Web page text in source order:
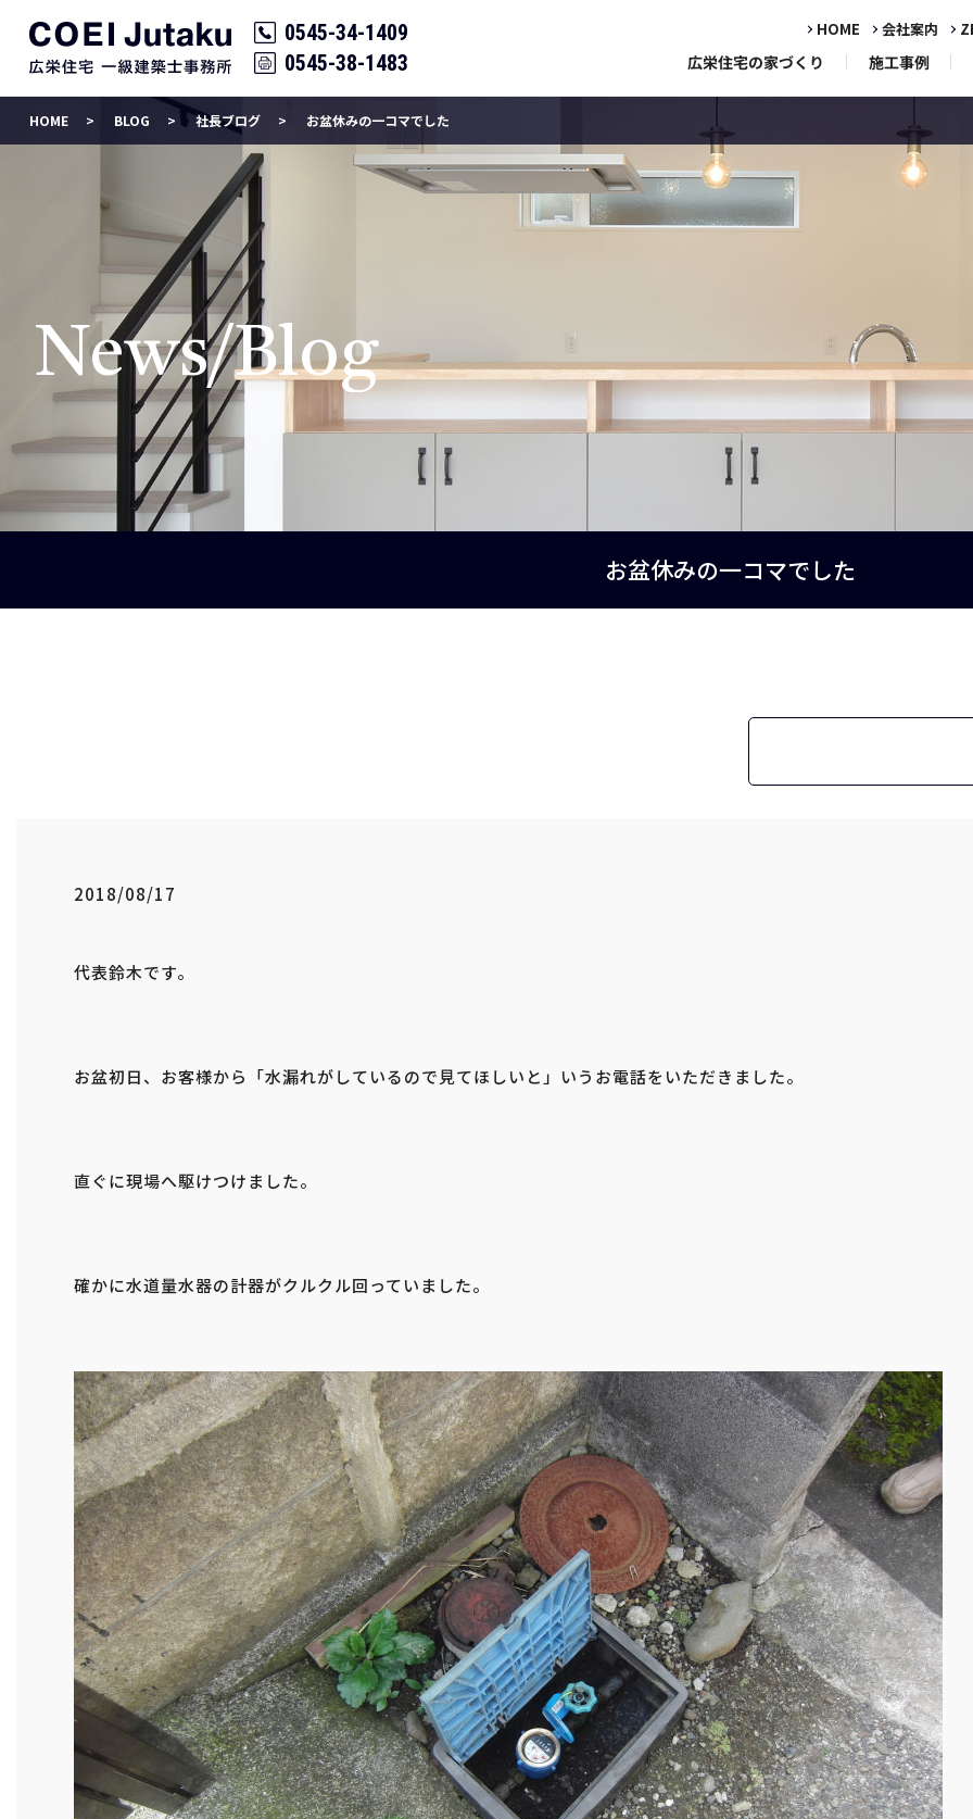
0545-34-1409
0545-38-1483
HOME 会社案内
広栄住宅の家づくり 施工事例
News/Blog
HOME BLOG 社長ブログ お盆休みの一コマでした
お盆休みの一コマでした
2018/08/17
代表鈴木です。
お盆初日、お客様から「水漏れがしているので見てほしいと」いうお電話をいただきました。
直ぐに現場へ駆けつけました。
確かに水道量水器の計器がクルクル回っていました。